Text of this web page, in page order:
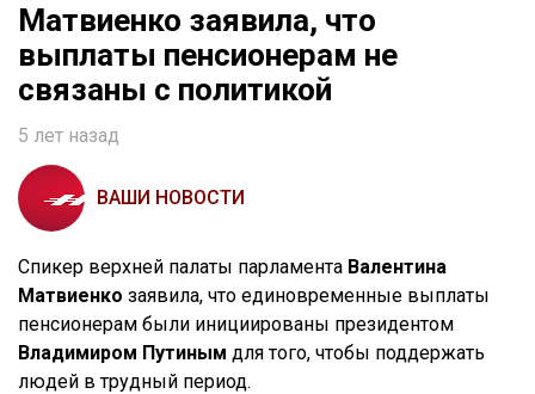
Матвиенко заявила, что
выплаты пенсионерам не
связаны с политикой
5 лет назад
ВАШИ НОВОСТИ
Спикер верхней палаты парламента Валентина
Матвиенко заявила, что единовременные выплаты
пенсионерам были инициированы президентом
Владимиром Путиным для того, чтобы поддержать
людей в трудный период.